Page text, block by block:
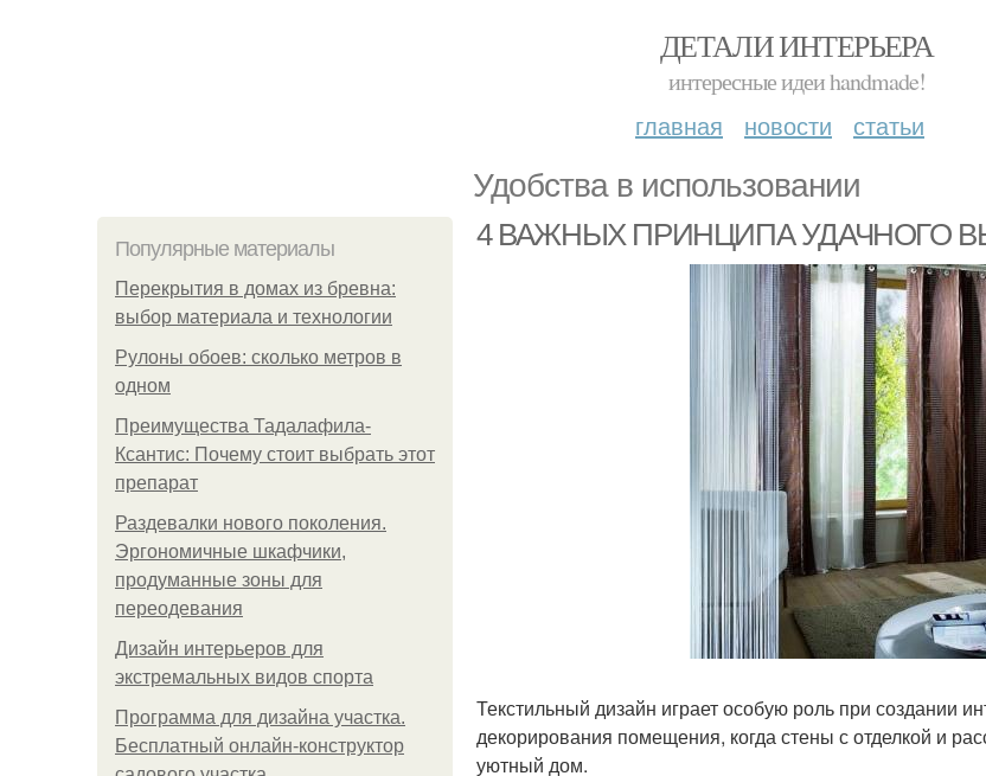
ДЕТАЛИ ИНТЕРЬЕРА
интересные идеи handmade!
главная новости статьи
Удобства в использовании
Популярные материалы
Перекрытия в домах из бревна:
выбор материала и технологии
Рулоны обоев: сколько метров в
одном
Преимущества Тадалафила-
Ксантис: Почему стоит выбрать этот
препарат
Раздевалки нового поколения.
Эргономичные шкафчики,
продуманные зоны для
переодевания
Дизайн интерьеров для
экстремальных видов спорта
Программа для дизайна участка.
Бесплатный онлайн-конструктор
4 ВАЖНЫХ ПРИНЦИПА УДАЧНОГО
Текстильный дизайн играет особую роль при
декорирования помещения, когда стены с отделкой и
уютный дом.